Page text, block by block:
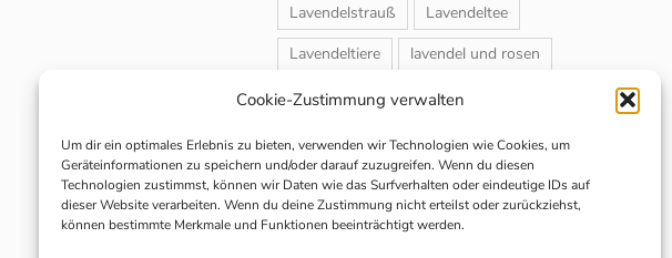
Cookie-Zustimmung verwalten
Um dir ein optimales Erlebnis zu bieten, verwenden wir Technologien wie Cookies, um
Geräteinformationen zu speichern und/oder darauf zuzugreifen. Wenn du diesen
Technologien zustimmst, können wir Daten wie das Surfverhalten oder eindeutige IDs auf
dieser Website verarbeiten. Wenn du deine Zustimmung nicht erteilst oder zurückziehst,
können bestimmte Merkmale und Funktionen beeinträchtigt werden.
Lavendelstrauß
Lavendeltee
Lavendeltiere
lavendel und rosen
Magnet-Duftsackerl
Naturheilmittel
Naturkosmetik
Schuhbedufter
Speiselavendel
Strauchschnitt
Weihnachtsmarkt